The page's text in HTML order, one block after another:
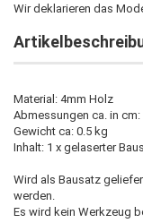
Wir deklarieren das
Material: 4mm Holz
Abmessungen ca. in cm:
Gewicht ca: 0.5 kg
Inhalt: 1 x gelaserter
Wird als Bausatz
werden.
Es wird kein Werkzeug